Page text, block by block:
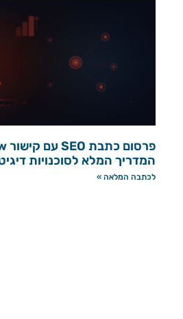
המדריך המלא לסוכנויות
לכתבה המלאה »